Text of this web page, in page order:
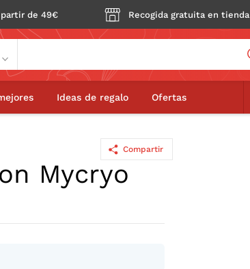
de 49€ Recogida gratuita en tienda
Ideas de regalo Ofertas
Guardar
Compartir
Mycryo